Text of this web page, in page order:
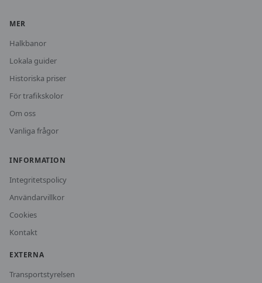
MER
Halkbanor
Lokala guider
Historiska priser
För trafikskolor
Om oss
Vanliga frågor
INFORMATION
Integritetspolicy
Användarvillkor
Cookies
Kontakt
EXTERNA
Transportstyrelsen